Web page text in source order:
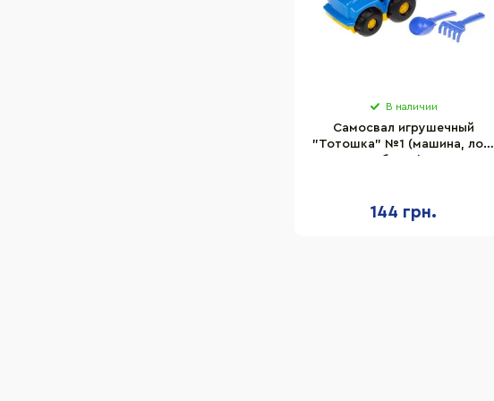
В наличии
Самосвал игрушечный
"Тотошка" №1 (машина, лоп.
144 грн.